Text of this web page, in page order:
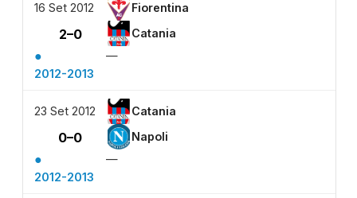
16 Set 2012 Fiorentina
2–0 Catania
●
—
2012-2013
23 Set 2012 Catania
0–0 Napoli
●
—
2012-2013